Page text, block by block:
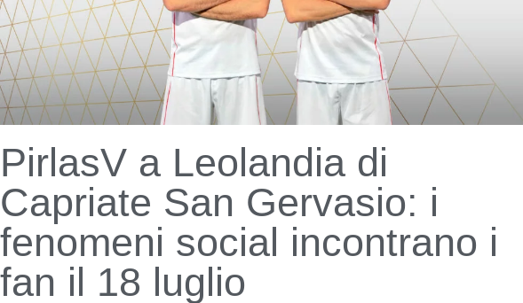
PirlasV a Leolandia di
Capriate San Gervasio: i
fenomeni social incontrano i
fan il 18 luglio